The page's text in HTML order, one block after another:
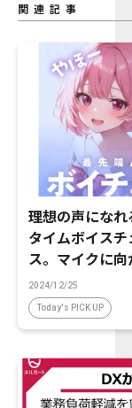
関連記事
理想の声にな
タイムボイス
ス。マイクに向
ケボ風に音声変
2024/12/25
Today's PICK UP